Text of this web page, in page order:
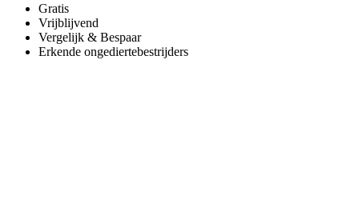
Gratis
Vrijblijvend
Vergelijk & Bespaar
Erkende ongediertebestrijders